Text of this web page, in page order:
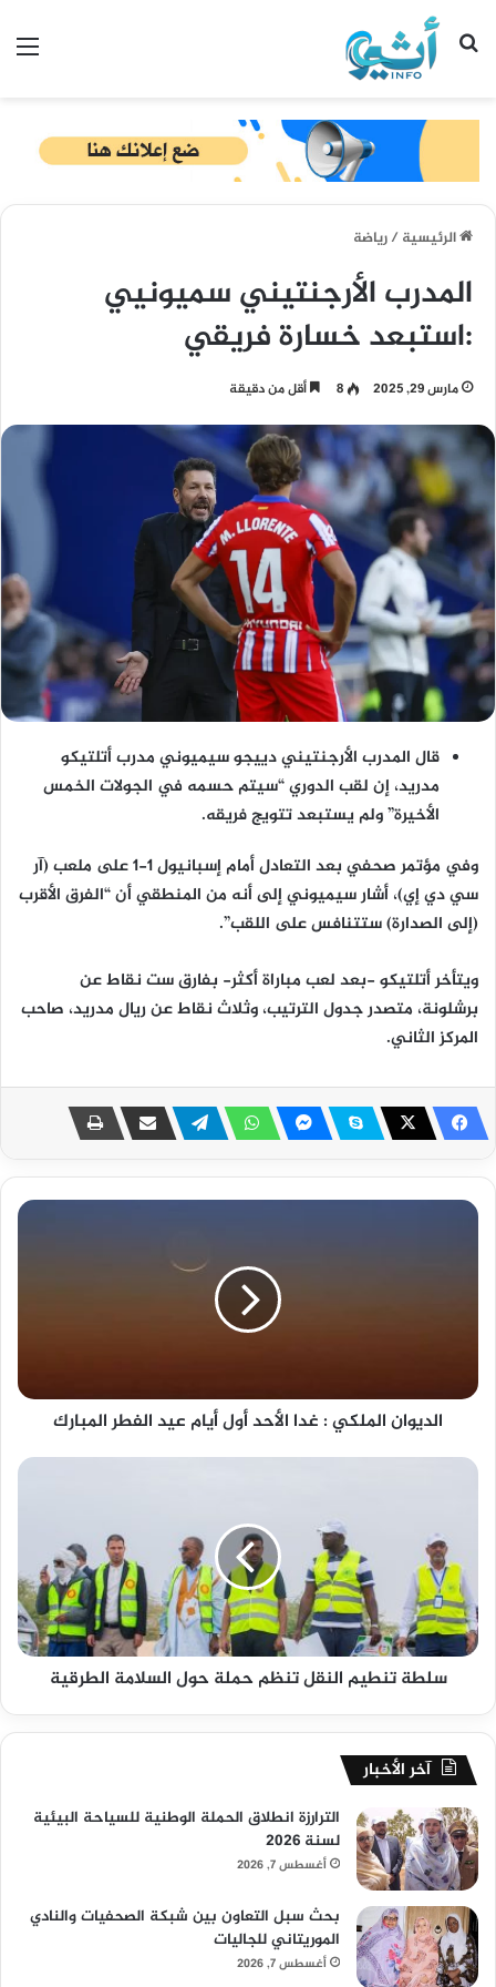
بحث عن
الرئيسية/رياضة
المدرب الأرجنتيني سميونيي
:استبعد خسارة فريقي
مارس 29, 2025 8 أقل من دقيقة
قال المدرب الأرجنتيني دييجو سيميوني مدرب أتلتيكو
مدريد، إن لقب الدوري “سيتم حسمه في الجولات الخمس
الأخيرة” ولم يستبعد تتويج فريقه.
وفي مؤتمر صحفي بعد التعادل أمام إسبانيول 1-1 على ملعب (آر
سي دي إي)، أشار سيميوني إلى أنه من المنطقي أن “الفرق الأقرب
(إلى الصدارة) ستتنافس على اللقب”.
ويتأخر أتلتيكو -بعد لعب مباراة أكثر- بفارق ست نقاط عن
برشلونة، متصدر جدول الترتيب، وثلاث نقاط عن ريال مدريد، صاحب
المركز الثاني.
الديوان الملكي : غدا الأحد أول أيام عيد الفطر المبارك
سلطة تنطيم النقل تنظم حملة حول السلامة الطرقية
آخر الأخبار
الترارزة انطلاق الحملة الوطنية للسياحة البيئية
لسنة 2026
أغسطس 7, 2026
بحث سبل التعاون بين شبكة الصحفيات والنادي
الموريتاني للجاليات
أغسطس 7, 2026